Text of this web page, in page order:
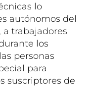
lo
autónomos del
a trabajadores
los
personas
para
suscriptores de